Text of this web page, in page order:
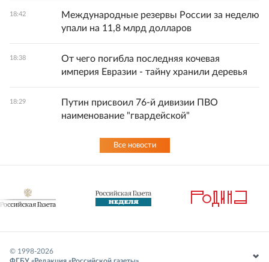
18:42
Международные резервы России за неделю
упали на 11,8 млрд долларов
18:38
От чего погибла последняя кочевая
империя Евразии - тайну хранили деревья
18:29
Путин присвоил 76-й дивизии ПВО
наименование "гвардейской"
Все новости
© 1998-2026